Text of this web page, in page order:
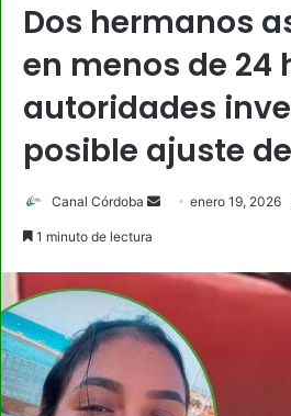
Dos hermanos
en menos de 24
autoridades
posible ajuste
Canal Córdoba
Sendenero 19, 2026
1 minuto de lectura